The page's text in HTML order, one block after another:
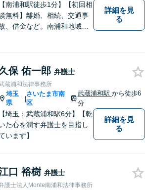
【南浦和駅徒歩1分】【初回相
無料】離婚、相続、交通事
、借金など。南浦和地域の
を常に考えて弁護に取り組
でまいります。
詳細を見
る
保 佑一郎 弁護士
蔵浦和法律事務所
埼玉
県
|
さいたま市南
区
武蔵浦和駅 から徒歩6
分
【埼玉：武蔵浦和駅6分】【乾
た心を潤す弁護士を目指し
います】
詳細を見
る
口 裕樹 弁護士
護士法人Monte南浦和法律事務所